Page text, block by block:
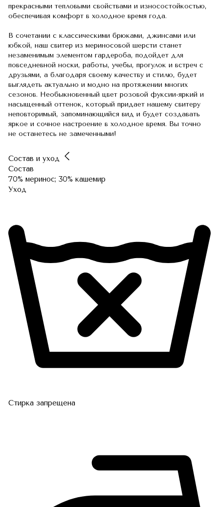
прекрасными тепловыми свойствами и износостойкостью,
обеспечивая комфорт в холодное время года.
В сочетании с классическими брюками, джинсами или
юбкой, наш свитер из мериносовой шерсти станет
незаменимым элементом гардероба, подойдет для
повседневной носки, работы, учебы, прогулок и встреч с
друзьями, а благодаря своему качеству и стилю, будет
выглядеть актуально и модно на протяжении многих
сезонов. Необыкновенный цвет розовой фуксии-яркий и
насыщенный оттенок, который придает нашему свитеру
неповторимый, запоминающийся вид и будет создавать
яркое и сочное настроение в холодное время. Вы точно
не останетесь не замеченными!
Состав и уход
Состав
70% меринос; 30% кашемир
Уход
Стирка запрещена